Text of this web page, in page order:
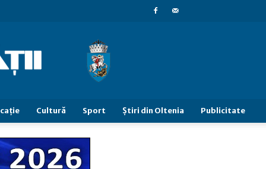
Cultură Sport Știri din Oltenia Publicitate